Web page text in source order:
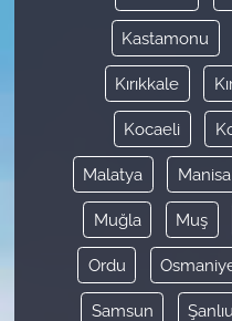
Kastamonu
Kırıkkale
Kocaeli
Malatya Manisa
Muğla Muş
Ordu
Samsun